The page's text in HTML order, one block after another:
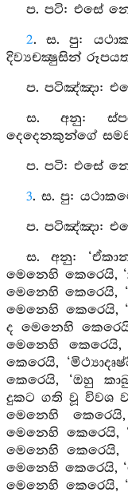
ප. පටි: එසේ
2. ස. පු:
දිව්‍යචක්‍ෂුසින්
ප. පටිඤ්ඤා:
ස. අනු:
දෙදෙනකුන්ගේ
ප. පටි: එසේ
3. ස. පු:
ප. පටිඤ්ඤා:
ස. අනු:
මෙනෙහි කෙරෙයි,
මෙනෙහි කෙරෙයි,
මෙනෙහි කෙරෙයි,
ද මෙනෙහි
මෙනෙහි කෙරෙයි,
කෙරෙයි,
කෙරෙයි, ‘ඔහු
දුකට ගති වූ විවශ
මෙනෙහි
මෙනෙහි කෙරෙයි,
මෙනෙහි කෙරෙයි,
මෙනෙහි කෙරෙයි,
මෙනෙහි කෙරෙයි,